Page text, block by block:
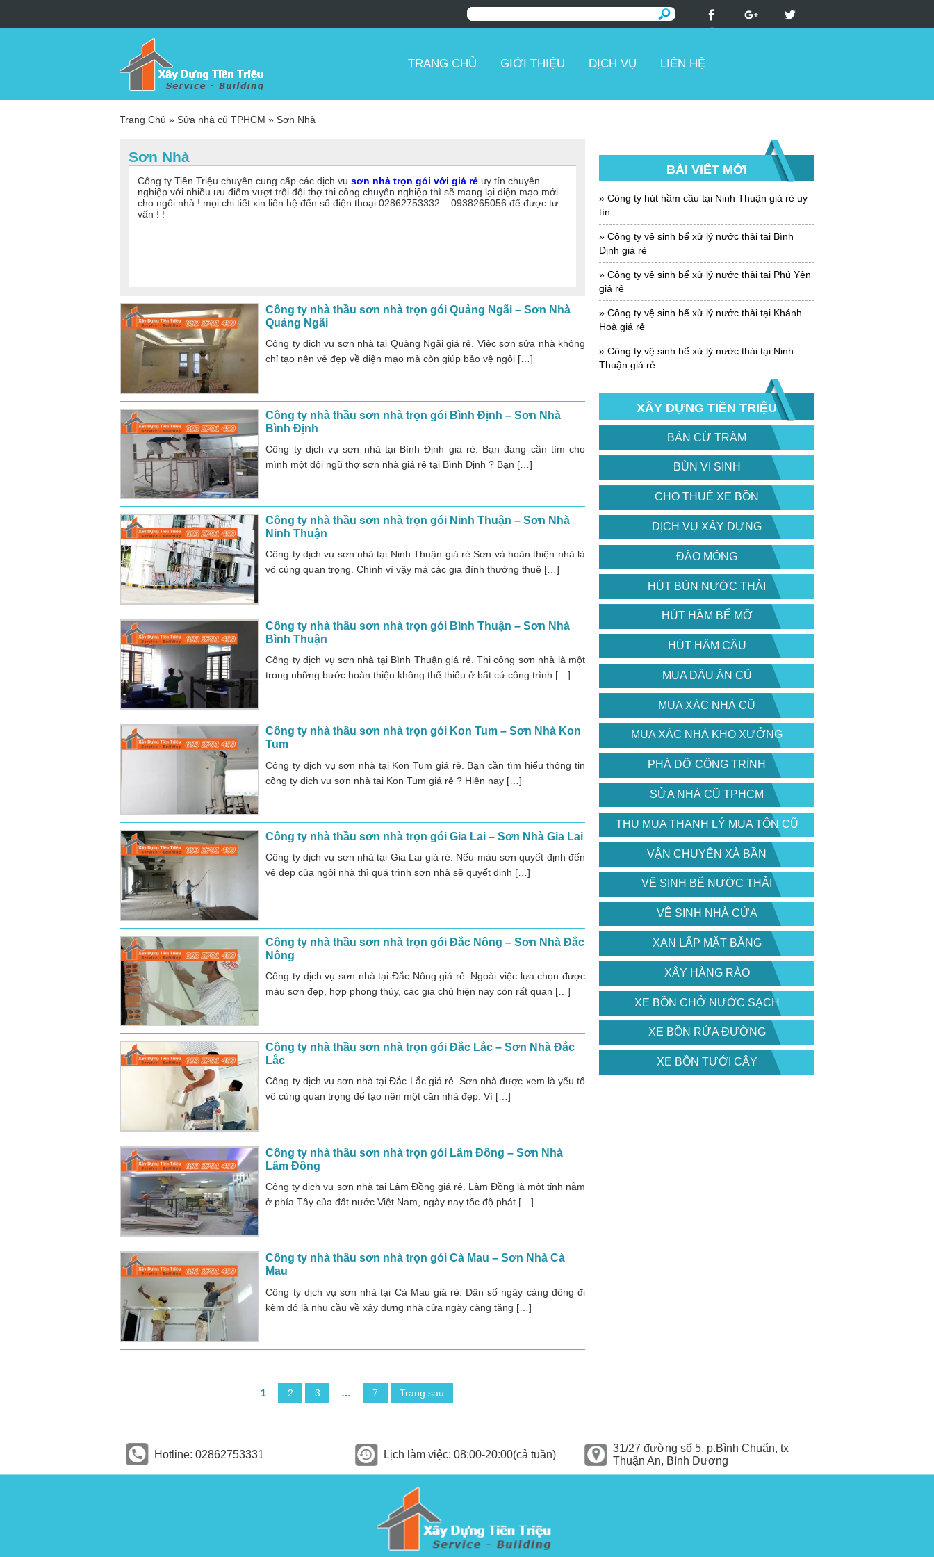
TRANG CHỦ GIỚI THIỆU DỊCH VỤ LIÊN HỆ
Trang Chủ » Sửa nhà cũ TPHCM » Sơn Nhà
Sơn Nhà
Công ty Tiền Triệu chuyên cung cấp các dịch vụsơn nhà trọn gói với giá rẻ uy tín chuyên
nghiệp với nhiều ưu điểm vượt trội đội thợ thi công chuyên nghiệp thì sẽ mang lại diện mạo mới
cho ngôi nhà ! mọi chi tiết xin liên hệ đến số điện thoại 02862753332 – 0938265056 để được tư
vấn ! !
Công ty nhà thầu sơn nhà trọn gói Quảng Ngãi – Sơn Nhà
Quảng Ngãi
Công ty dịch vụ sơn nhà tại Quảng Ngãi giá rẻ. Việc sơn sửa nhà không
chỉ tạo nên vẻ đẹp về diện mạo mà còn giúp bảo vệ ngôi […]
Công ty nhà thầu sơn nhà trọn gói Bình Định – Sơn Nhà
Bình Định
Công ty dịch vụ sơn nhà tại Bình Định giá rẻ. Bạn đang cần tìm cho
mình một đội ngũ thợ sơn nhà giá rẻ tại Bình Định ? Bạn […]
Công ty nhà thầu sơn nhà trọn gói Ninh Thuận – Sơn Nhà
Ninh Thuận
Công ty dịch vụ sơn nhà tại Ninh Thuận giá rẻ Sơn và hoàn thiện nhà là
vô cùng quan trọng. Chính vì vậy mà các gia đình thường thuê […]
Công ty nhà thầu sơn nhà trọn gói Bình Thuận – Sơn Nhà
Bình Thuận
Công ty dịch vụ sơn nhà tại Bình Thuận giá rẻ. Thi công sơn nhà là một
trong những bước hoàn thiện không thể thiếu ở bất cứ công trình […]
Công ty nhà thầu sơn nhà trọn gói Kon Tum – Sơn Nhà Kon
Tum
Công ty dịch vụ sơn nhà tại Kon Tum giá rẻ. Bạn cần tìm hiểu thông tin
công ty dịch vụ sơn nhà tại Kon Tum giá rẻ ? Hiện nay […]
Công ty nhà thầu sơn nhà trọn gói Gia Lai – Sơn Nhà Gia Lai
Công ty dịch vụ sơn nhà tại Gia Lai giá rẻ. Nếu màu sơn quyết định đến
vẻ đẹp của ngôi nhà thì quá trình sơn nhà sẽ quyết định […]
Công ty nhà thầu sơn nhà trọn gói Đắc Nông – Sơn Nhà Đắc
Nông
Công ty dịch vụ sơn nhà tại Đắc Nông giá rẻ. Ngoài việc lựa chọn được
màu sơn đẹp, hợp phong thủy, các gia chủ hiện nay còn rất quan […]
Công ty nhà thầu sơn nhà trọn gói Đắc Lắc – Sơn Nhà Đắc
Lắc
Công ty dịch vụ sơn nhà tại Đắc Lắc giá rẻ. Sơn nhà được xem là yếu tố
vô cùng quan trọng để tạo nên một căn nhà đẹp. Vì […]
Công ty nhà thầu sơn nhà trọn gói Lâm Đồng – Sơn Nhà
Lâm Đồng
Công ty dịch vụ sơn nhà tại Lâm Đồng giá rẻ. Lâm Đồng là một tỉnh nằm
ở phía Tây của đất nước Việt Nam, ngày nay tốc độ phát […]
Công ty nhà thầu sơn nhà trọn gói Cà Mau – Sơn Nhà Cà
Mau
Công ty dịch vụ sơn nhà tại Cà Mau giá rẻ. Dân số ngày càng đông đi
kèm đó là nhu cầu về xây dựng nhà cửa ngày càng tăng […]
1 2 3 … 7 Trang sau
BÀI VIẾT MỚI
Công ty hút hầm cầu tại Ninh Thuận giá rẻ uy
tín
Công ty vệ sinh bể xử lý nước thải tại Bình
Định giá rẻ
Công ty vệ sinh bể xử lý nước thải tại Phú Yên
giá rẻ
Công ty vệ sinh bể xử lý nước thải tại Khánh
Hoà giá rẻ
Công ty vệ sinh bể xử lý nước thải tại Ninh
Thuận giá rẻ
XÂY DỰNG TIỀN TRIỆU
BÁN CỪ TRÀM
BÙN VI SINH
CHO THUÊ XE BỒN
DỊCH VỤ XÂY DỰNG
ĐÀO MÓNG
HÚT BÙN NƯỚC THẢI
HÚT HẦM BỂ MỠ
HÚT HẦM CẦU
MUA DẦU ĂN CŨ
MUA XÁC NHÀ CŨ
MUA XÁC NHÀ KHO XƯỞNG
PHÁ DỠ CÔNG TRÌNH
SỬA NHÀ CŨ TPHCM
THU MUA THANH LÝ MUA TÔN CŨ
VẬN CHUYỂN XÀ BẦN
VỆ SINH BỂ NƯỚC THẢI
VỆ SINH NHÀ CỬA
XAN LẤP MẶT BẰNG
XÂY HÀNG RÀO
XE BỒN CHỞ NƯỚC SẠCH
XE BỒN RỬA ĐƯỜNG
XE BỒN TƯỚI CÂY
Hotline: 02862753331 Lịch làm việc: 08:00-20:00(cả tuần)
31/27 đường số 5, p.Bình Chuẩn, tx
Thuận An, Bình Dương